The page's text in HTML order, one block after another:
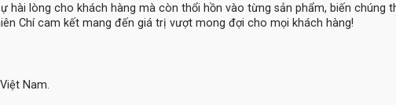
hài lòng cho khách hàng mà còn thổi hồn vào từng sản phẩm, biến chúng
Chí cam kết mang đến giá trị vượt mong đợi cho mọi khách hàng!
Nam.